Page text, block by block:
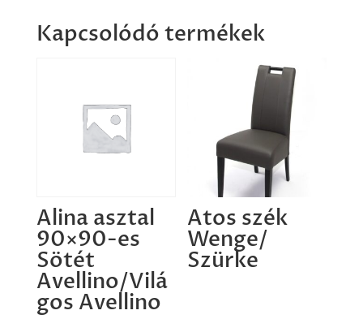
Kapcsolódó termékek
Alina asztal
90×90-es
Sötét
Avellino/Vilá
gos Avellino
Atos szék
Wenge/
Szürke